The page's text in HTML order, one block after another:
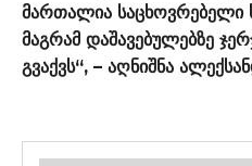
მართალია საცხოვრებელი
მაგრამ დაშავებულებზე
გვაქვს“, – აღნიშნა